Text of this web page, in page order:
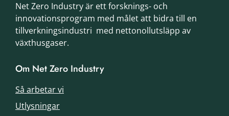
Net Zero Industry är ett forsknings- och
innovationsprogram med målet att bidra till en
tillverkningsindustri med nettonollutsläpp av
växthusgaser.
Om Net Zero Industry
Så arbetar vi
Utlysningar